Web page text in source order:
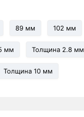
89 мм 102 мм
мм Толщина 2.8 мм
Толщина 10 мм